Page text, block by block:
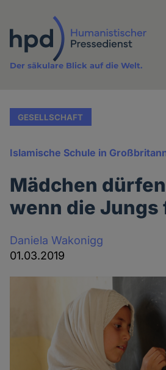
Inhalt
Der säkulare Blick auf die Welt.
GESELLSCHAFT
Islamische Schule in
Mädchen
wenn die
Daniela Wakonigg
01.03.2019